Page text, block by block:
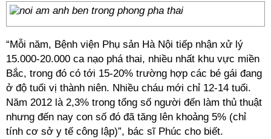
“Mỗi năm, Bệnh viện Phụ sản Hà Nội tiếp nhận xử lý
15.000-20.000 ca nạo phá thai, nhiều nhất khu vực miền
Bắc, trong đó có tới 15-20% trường hợp các bé gái đang
ở độ tuổi vị thành niên. Nhiều cháu mới chỉ 12-14 tuổi.
Năm 2012 là 2,3% trong tổng số người đến làm thủ thuật
nhưng đến nay con số đó đã tăng lên khoảng 5% (chỉ
tính cơ sở y tế công lập)”, bác sĩ Phúc cho biết.